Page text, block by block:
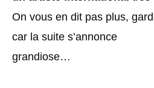
On vous en dit pas plus,
car la suite s’annonce
grandiose…